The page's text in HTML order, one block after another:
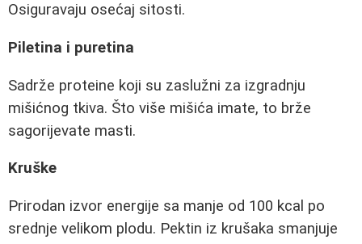
Osiguravaju osećaj sitosti.
Piletina i puretina
Sadrže proteine koji su zaslužni za izgradnju
mišićnog tkiva. Što više mišića imate, to brže
sagorijevate masti.
Kruške
Prirodan izvor energije sa manje od 100 kcal po
srednje velikom plodu. Pektin iz krušaka smanjuje